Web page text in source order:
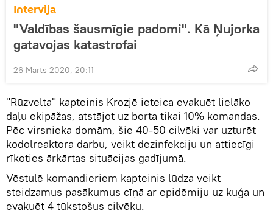
Intervija
"Valdības šausmīgie padomi". Kā Ņujorka
gatavojas katastrofai
26 Marts 2020, 20:11
"Rūzvelta" kapteinis Krozjē ieteica evakuēt lielāko
daļu ekipāžas, atstājot uz borta tikai 10% komandas.
Pēc virsnieka domām, šie 40-50 cilvēki var uzturēt
kodolreaktora darbu, veikt dezinfekciju un attiecīgi
rīkoties ārkārtas situācijas gadījumā.
Vēstulē komandieriem kapteinis lūdza veikt
steidzamus pasākumus cīņā ar epidēmiju uz kuģa un
evakuēt 4 tūkstošus cilvēku.